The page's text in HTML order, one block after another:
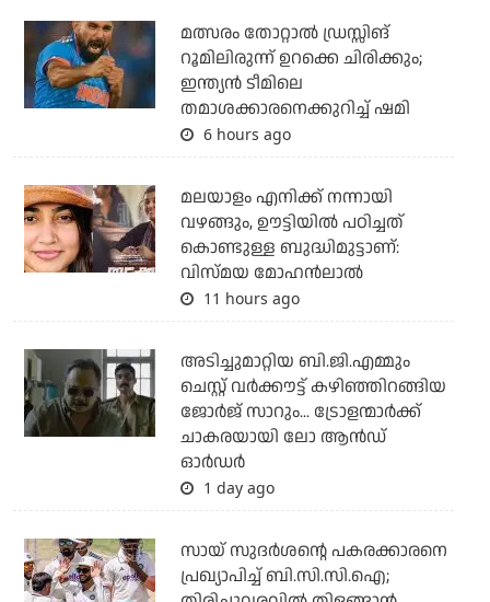
മത്സരം തോറ്റാല്‍ ഡ്രസ്സിങ്
റൂമിലിരുന്ന് ഉറക്കെ ചിരിക്കും;
ഇന്ത്യന്‍ ടീമിലെ
തമാശക്കാരനെക്കുറിച്ച് ഷമി
6 hours ago
മലയാളം എനിക്ക് നന്നായി
വഴങ്ങും, ഊട്ടിയില്‍ പഠിച്ചത്
കൊണ്ടുള്ള ബുദ്ധിമുട്ടാണ്:
വിസ്മയ മോഹന്‍ലാല്‍
11 hours ago
അടിച്ചുമാറ്റിയ ബി.ജി.എമ്മും
ചെസ്റ്റ് വര്‍ക്കൗട്ട് കഴിഞ്ഞിറങ്ങിയ
ജോര്‍ജ് സാറും... ട്രോളന്മാര്‍ക്ക്
ചാകരയായി ലോ ആന്‍ഡ്
ഓര്‍ഡര്‍
1 day ago
സായ് സുദര്‍ശന്റെ പകരക്കാരനെ
പ്രഖ്യാപിച്ച് ബി.സി.സി.ഐ;